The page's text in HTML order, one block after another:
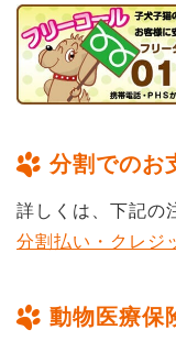
分割でのお
詳しくは、下記の
分割払い・クレジ
動物医療保